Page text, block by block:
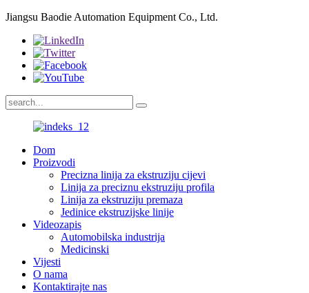
Jiangsu Baodie Automation Equipment Co., Ltd.
Dom
Proizvodi
Precizna linija za ekstruziju cijevi
Linija za preciznu ekstruziju profila
Linija za ekstruziju premaza
Jedinice ekstruzijske linije
Videozapis
Automobilska industrija
Medicinski
Vijesti
O nama
Kontaktirajte nas